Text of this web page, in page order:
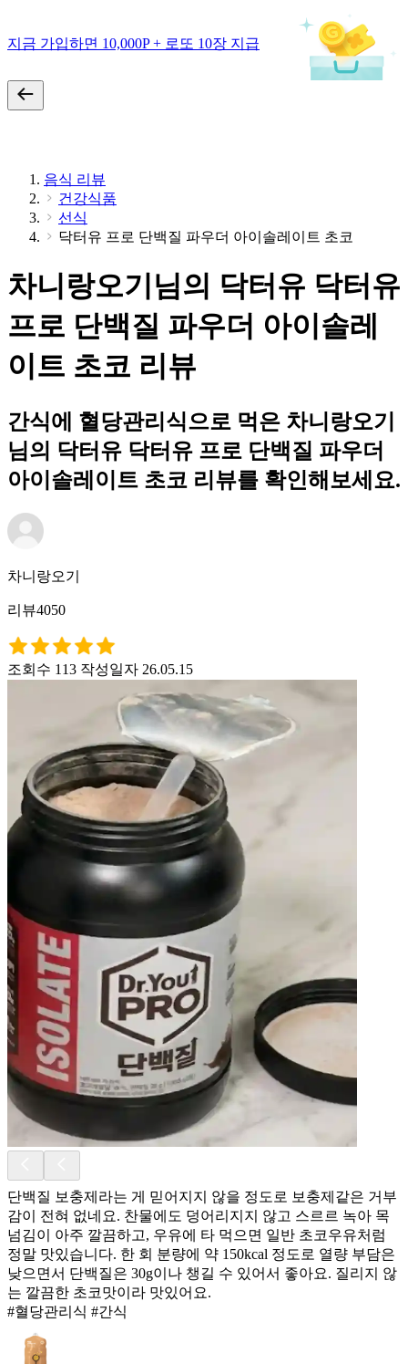
지금 가입하면 10,000P + 로또 10장 지급
음식 리뷰
건강식품
선식
닥터유 프로 단백질 파우더 아이솔레이트 초코
차니랑오기님의 닥터유 닥터유
프로 단백질 파우더 아이솔레
이트 초코 리뷰
간식에 혈당관리식으로 먹은 차니랑오기
님의 닥터유 닥터유 프로 단백질 파우더
아이솔레이트 초코 리뷰를 확인해보세요.
차니랑오기
리뷰4050
조회수 113 작성일자 26.05.15
단백질 보충제라는 게 믿어지지 않을 정도로 보충제같은 거부
감이 전혀 없네요. 찬물에도 덩어리지지 않고 스르르 녹아 목
넘김이 아주 깔끔하고, 우유에 타 먹으면 일반 초코우유처럼
정말 맛있습니다. 한 회 분량에 약 150kcal 정도로 열량 부담은
낮으면서 단백질은 30g이나 챙길 수 있어서 좋아요. 질리지 않
는 깔끔한 초코맛이라 맛있어요.
#혈당관리식 #간식